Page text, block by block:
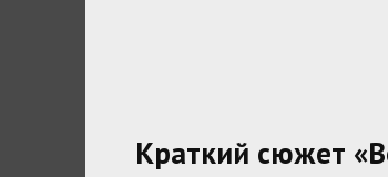
Краткий сюжет